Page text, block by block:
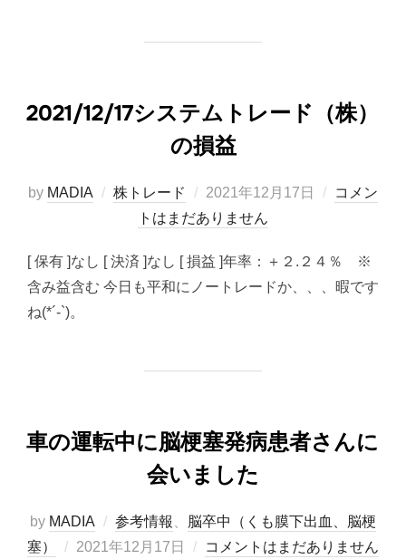
2021/12/17システムトレード（株）
の損益
by MADIA 株トレード
投
稿
2021年12月17日
コメン
トはまだありません
[ 保有 ]なし [ 決済 ]なし [ 損益 ]年率：＋２.２４％ ※
含み益含む 今日も平和にノートレードか、、、暇です
ね(*´-`)。
車の運転中に脳梗塞発病患者さんに
会いました
by MADIA 参考情報
脳卒中（くも膜下出血、脳梗
塞）
投
2021年12月17日 コメントはまだありません